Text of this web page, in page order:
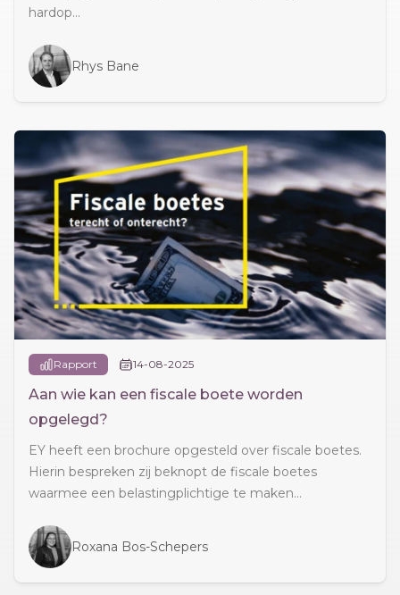
hardop...
Rhys Bane
Rapport 14-08-2025
Aan wie kan een fiscale boete worden
opgelegd?
EY heeft een brochure opgesteld over fiscale boetes.
Hierin bespreken zij beknopt de fiscale boetes
waarmee een belastingplichtige te maken...
Roxana Bos-Schepers